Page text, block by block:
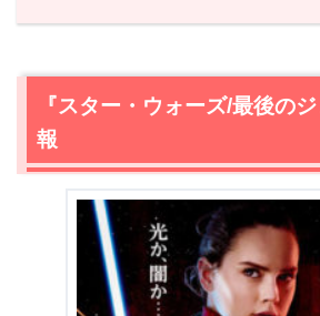
1.『スター・ウォーズ/最後のジェダ
2.1デイジー・リドリー / 役:レイ
2.5 マーク・ハミル / 役:ルーク・スカ
2.6キャリー・フィッシャー / 役:レイ
アンソニー・ダニエルズ / 役:C-
ベニチオ・デル・トロ / 役:DJ
『スター・ウォーズ/最後の
報